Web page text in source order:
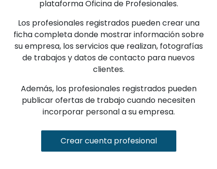
plataforma Oficina de Profesionales.
Los profesionales registrados pueden crear una
ficha completa donde mostrar información sobre
su empresa, los servicios que realizan, fotografías
de trabajos y datos de contacto para nuevos
clientes.
Además, los profesionales registrados pueden
publicar ofertas de trabajo cuando necesiten
incorporar personal a su empresa.
Crear cuenta profesional